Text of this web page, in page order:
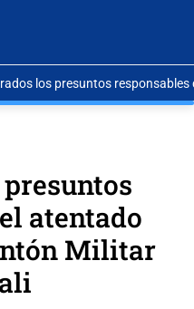
los presuntos
atentado
Militar